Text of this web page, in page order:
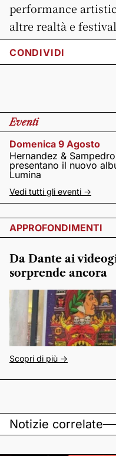
performance
altre realtà e
CONDIVIDI
Eventi
Domenica 9 Agosto
Hernandez & Sampedro
presentano il nuovo
Lumina
Vedi tutti gli eventi ->
APPROFONDIMENTI
Da Dante ai
sorprende ancora
Scopri di più ->
Notizie correlate